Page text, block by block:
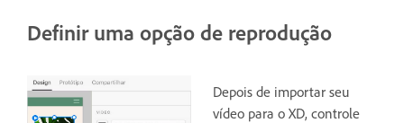
Definir uma opção de reprodução
Depois de importar seu
vídeo para o XD, controle